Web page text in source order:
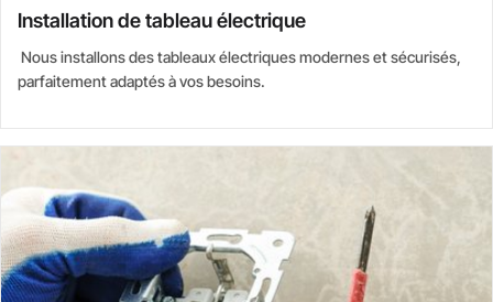
Installation de tableau électrique
Nous installons des tableaux électriques modernes et sécurisés,
parfaitement adaptés à vos besoins.